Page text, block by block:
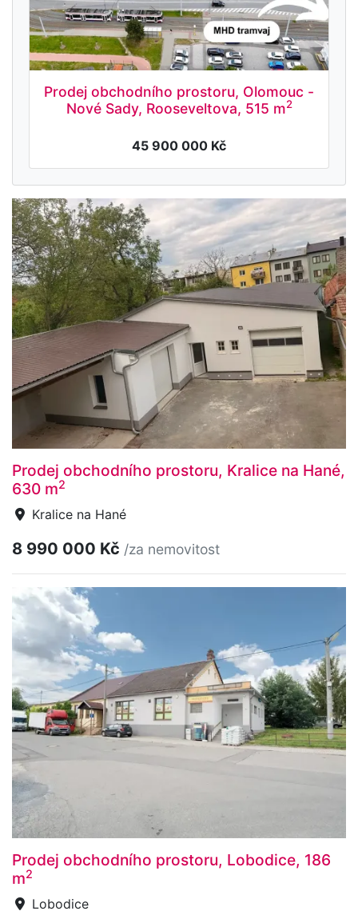
Prodej obchodního prostoru, Olomouc -
Nové Sady, Rooseveltova, 515 m2
45 900 000 Kč
Prodej obchodního prostoru, Kralice na Hané,
630 m2
Kralice na Hané
8 990 000 Kč /za nemovitost
Prodej obchodního prostoru, Lobodice, 186
m2
Lobodice